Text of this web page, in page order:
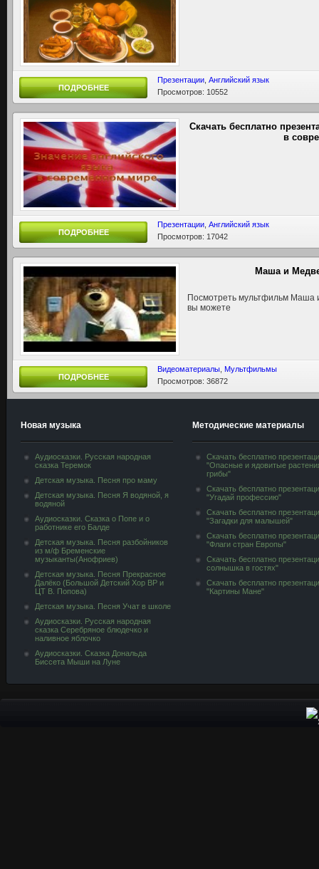
ПОДРОБНЕЕ
Презентации Английский язык
Просмотров: 10552
Скачать бесплатно
в
ПОДРОБНЕЕ
Презентации Английский язык
Просмотров: 17042
Маша и
Посмотреть мультфильм Маша
вы можете
ПОДРОБНЕЕ
Видеоматериалы Мультфильмы
Просмотров: 36872
Новая музыка
Аудиосказки. Русская народная
сказка Теремок
Детская музыка. Песня про маму
Детская музыка. Песня Я водяной, я
водяной
Аудиосказки. Сказка о Попе и о
работнике его Балде
Детская музыка. Песня разбойников
из м/ф Бременские
музыканты(Анофриев)
Детская музыка. Песня Прекрасное
Далёко (Большой Детский Хор ВР и
ЦТ В. Попова)
Детская музыка. Песня Учат в школе
Аудиосказки. Русская народная
сказка Серебряное блюдечко и
наливное яблочко
Аудиосказки. Сказка Дональда
Биссета Мыши на Луне
Методические материалы
Скачать бесплатно
"Опасные и ядовитые
грибы"
Скачать бесплатно
"Угадай профессию"
Скачать бесплатно
"Загадки для малышей"
Скачать бесплатно
"Флаги стран Европы"
Скачать бесплатно
солнышка в гостях"
Скачать бесплатно
"Картины Мане"